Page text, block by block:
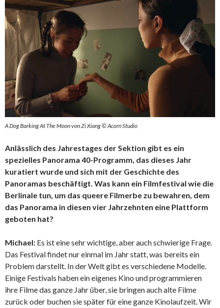
A Dog Barking At The Moon von Zi Xiang © Acorn Studio
Anlässlich des Jahrestages der Sektion gibt es ein
spezielles Panorama 40-Programm, das dieses Jahr
kuratiert wurde und sich mit der Geschichte des
Panoramas beschäftigt. Was kann ein Filmfestival wie die
Berlinale tun, um das queere Filmerbe zu bewahren, dem
das Panorama in diesen vier Jahrzehnten eine Plattform
geboten hat?
Michael: Es ist eine sehr wichtige, aber auch schwierige Frage.
Das Festival findet nur einmal im Jahr statt, was bereits ein
Problem darstellt. In der Welt gibt es verschiedene Modelle.
Einige Festivals haben ein eigenes Kino und programmieren
ihre Filme das ganze Jahr über, sie bringen auch alte Filme
zurück oder buchen sie später für eine ganze Kinolaufzeit. Wir